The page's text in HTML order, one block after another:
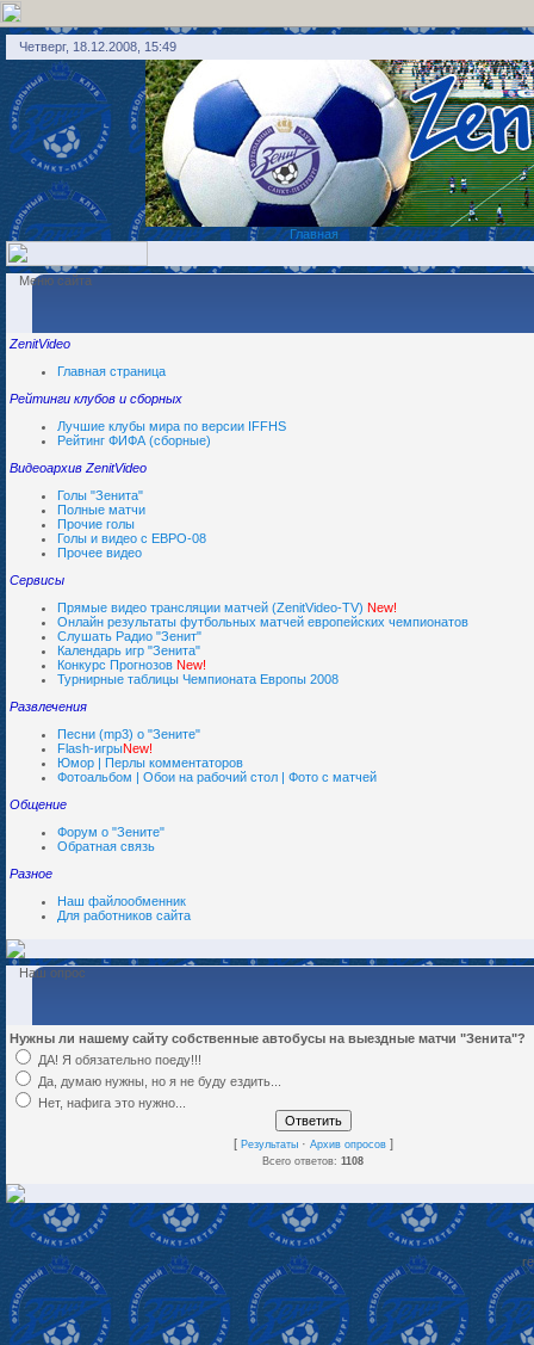
Четверг, 18.12.2008, 15:49
Главная
Меню сайта
ZenitVideo
Главная страница
Рейтинги клубов и сборных
Лучшие клубы мира по версии IFFHS
Рейтинг ФИФА (сборные)
Видеоархив ZenitVideo
Голы "Зенита"
Полные матчи
Прочие голы
Голы и видео с ЕВРО-08
Прочее видео
Сервисы
Прямые видео трансляции матчей (ZenitVideo-TV) New!
Онлайн результаты футбольных матчей европейских чемпионатов
Слушать Радио "Зенит"
Календарь игр "Зенита"
Конкурс Прогнозов New!
Турнирные таблицы Чемпионата Европы 2008
Развлечения
Песни (mp3) о "Зените"
Flash-игрыNew!
Юмор | Перлы комментаторов
Фотоальбом | Обои на рабочий стол | Фото с матчей
Общение
Форум о "Зените"
Обратная связь
Разное
Наш файлообменник
Для работников сайта
Наш опрос
Нужны ли нашему сайту собственные автобусы на выездные матчи "Зенита"?
ДА! Я обязательно поеду!!!
Да, думаю нужны, но я не буду ездить...
Нет, нафига это нужно...
[ Результаты· Архив опросов]
Всего ответов: 1108